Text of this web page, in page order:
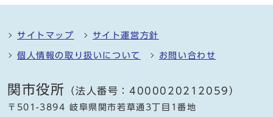
サイトマップ サイト運営方針
個人情報の取り扱いについて お問い合わせ
関市役所 （法人番号：4000020212059）
〒501-3894 岐阜県関市若草通3丁目1番地